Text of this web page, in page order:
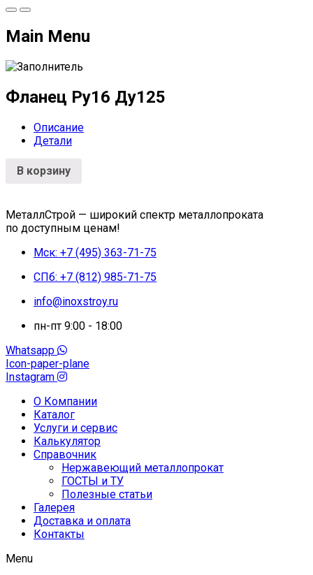
Main Menu
Фланец Ру16 Ду125
Описание
Детали
В корзину
МеталлСтрой — широкий спектр металлопроката
по доступным ценам!
Мск: +7 (495) 363-71-75
СПб: +7 (812) 985-71-75
info@inoxstroy.ru
пн-пт 9:00 - 18:00
Whatsapp
Icon-paper-plane
Instagram
О Компании
Каталог
Услуги и сервис
Калькулятор
Справочник
Нержавеющий металлопрокат
ГОСТЫ и ТУ
Полезные статьи
Галерея
Доставка и оплата
Контакты
Menu